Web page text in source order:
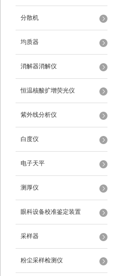
分散机
均质器
消解器消解仪
恒温核酸扩增荧光仪
紫外线分析仪
白度仪
电子天平
测厚仪
眼科设备校准鉴定装置
采样器
粉尘采样检测仪